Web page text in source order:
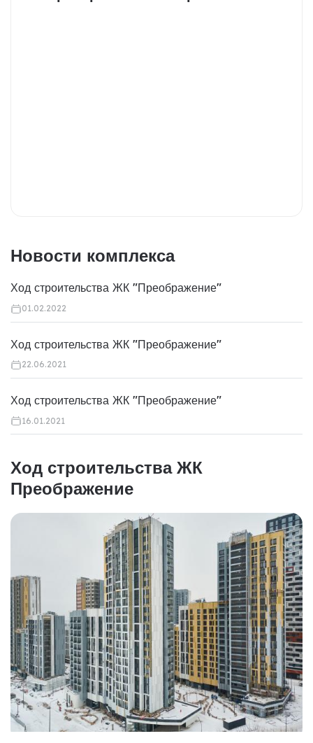
Новости комплекса
Ход строительства ЖК "Преображение"
01.02.2022
Ход строительства ЖК "Преображение"
22.06.2021
Ход строительства ЖК "Преображение"
16.01.2021
Ход строительства ЖК
Преображение